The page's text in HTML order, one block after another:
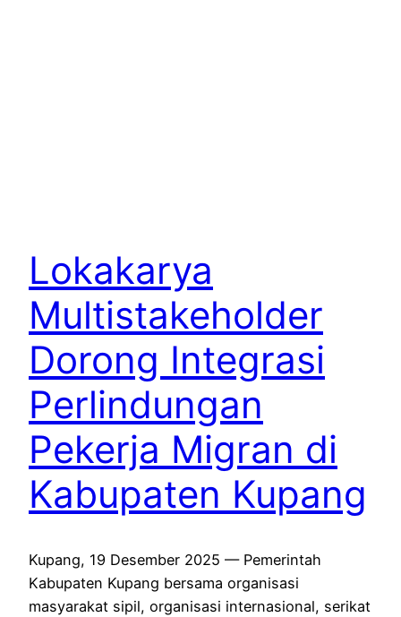
Lokakarya
Multistakeholder
Dorong Integrasi
Perlindungan
Pekerja Migran di
Kabupaten Kupang
Kupang, 19 Desember 2025 — Pemerintah
Kabupaten Kupang bersama organisasi
masyarakat sipil, organisasi internasional, serikat